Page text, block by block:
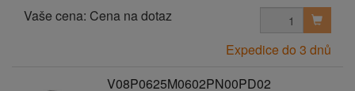
Vaše cena: Cena na dotaz
Expedice do 3 dnů
V08P0625M0602PN00PD02